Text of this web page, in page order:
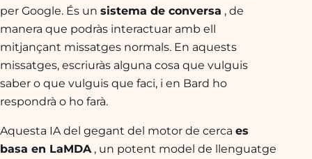
per Google. És un sistema de conversa , de
manera que podràs interactuar amb ell
mitjançant missatges normals. En aquests
missatges, escriuràs alguna cosa que vulguis
saber o que vulguis que faci, i en Bard ho
respondrà o ho farà.
Aquesta IA del gegant del motor de cerca es
basa en LaMDA, un potent model de llenguatge